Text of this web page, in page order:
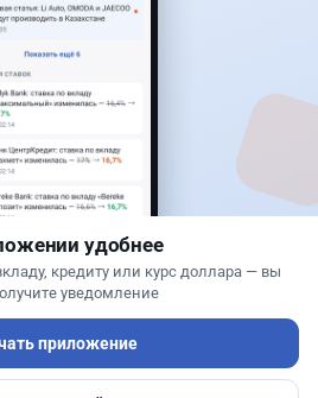
2026 г., 16:00
перенести часть
Кыргызстан
курс валют
удобнее
кредиту или курс доллара — вы
уведомление
приложение